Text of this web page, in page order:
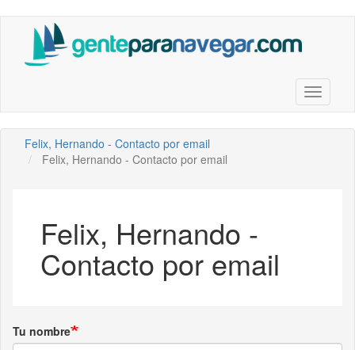
contenido
Toggle
Felix, Hernando - Contacto por email
Felix, Hernando - Contacto por email
Felix, Hernando -
Contacto por email
Tu nombre